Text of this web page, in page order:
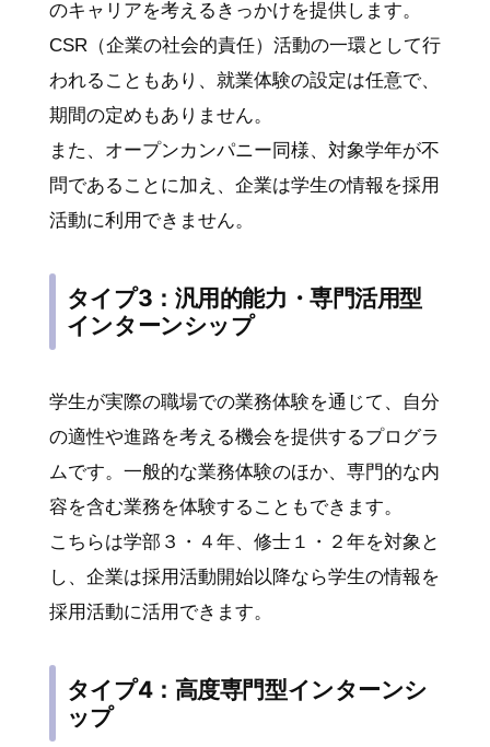
のキャリアを考えるきっかけを提供します。
CSR（企業の社会的責任）活動の一環として行
われることもあり、就業体験の設定は任意で、
期間の定めもありません。
また、オープンカンパニー同様、対象学年が不
問であることに加え、企業は学生の情報を採用
活動に利用できません。
タイプ3：汎用的能力・専門活用型
インターンシップ
学生が実際の職場での業務体験を通じて、自分
の適性や進路を考える機会を提供するプログラ
ムです。一般的な業務体験のほか、専門的な内
容を含む業務を体験することもできます。
こちらは学部３・４年、修士１・２年を対象と
し、企業は採用活動開始以降なら学生の情報を
採用活動に活用できます。
タイプ4：高度専門型インターンシ
ップ